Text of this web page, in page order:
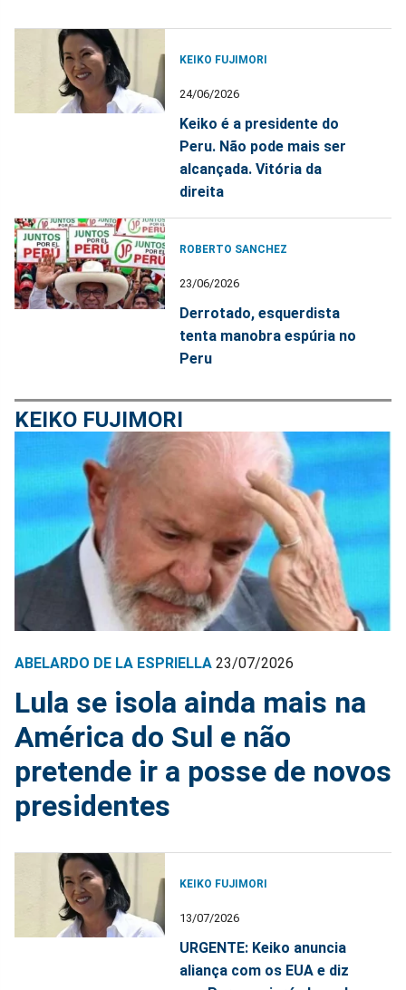
KEIKO FUJIMORI
24/06/2026
Keiko é a presidente do
Peru. Não pode mais ser
alcançada. Vitória da
direita
ROBERTO SANCHEZ
23/06/2026
Derrotado, esquerdista
tenta manobra espúria no
Peru
KEIKO FUJIMORI
ABELARDO DE LA ESPRIELLA 23/07/2026
Lula se isola ainda mais na
América do Sul e não
pretende ir a posse de novos
presidentes
KEIKO FUJIMORI
13/07/2026
URGENTE: Keiko anuncia
aliança com os EUA e diz